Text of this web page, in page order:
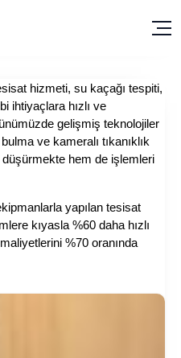
hizmeti, su kaçağı tespiti,
ihtiyaçlara hızlı ve
gelişmiş teknolojiler
ve kameralı tıkanıklık
hem de işlemleri
yapılan tesisat
kıyasla %60 daha hızlı
%70 oranında